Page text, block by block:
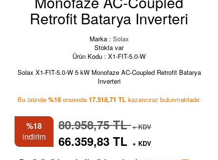
Retrofit Batarya Inverteri
Marka : Solax
Stokta var
Ürün Kodu : X1-FIT-5.0-W
%18
indirim
80.958,75 TL+ KDV
66.359,83 TL + KDV
Bu üründe %18oranında 17.518,71 TL kazancınız bulunmaktadır.
Solax X1-FIT-5.0-W 5 kW Monofaze AC-Coupled Retrofit Batarya
Inverteri